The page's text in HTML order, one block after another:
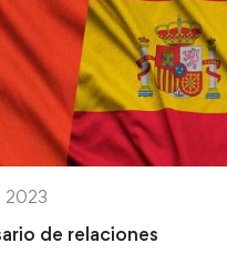
2023
de relaciones